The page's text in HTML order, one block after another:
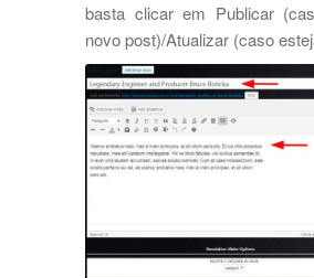
basta clicar em Publicar
novo post)/Atualizar (caso